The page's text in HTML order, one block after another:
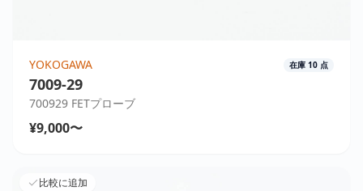
YOKOGAWA 在庫 10 点
7009-29
700929 FETプローブ
¥9,000〜
比較に追加